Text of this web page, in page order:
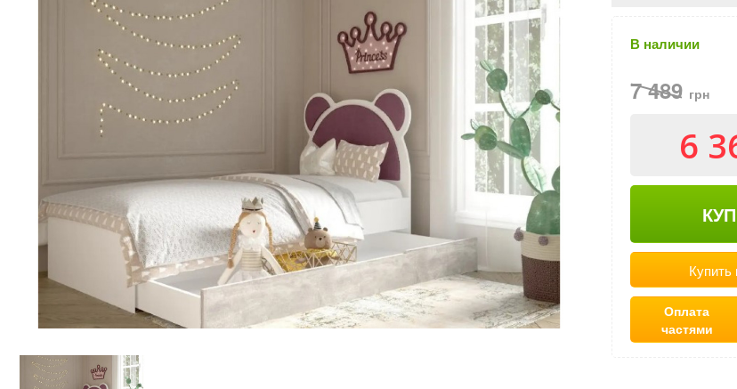
В наличии
7 489 грн
6
Купить
Оплата
частями